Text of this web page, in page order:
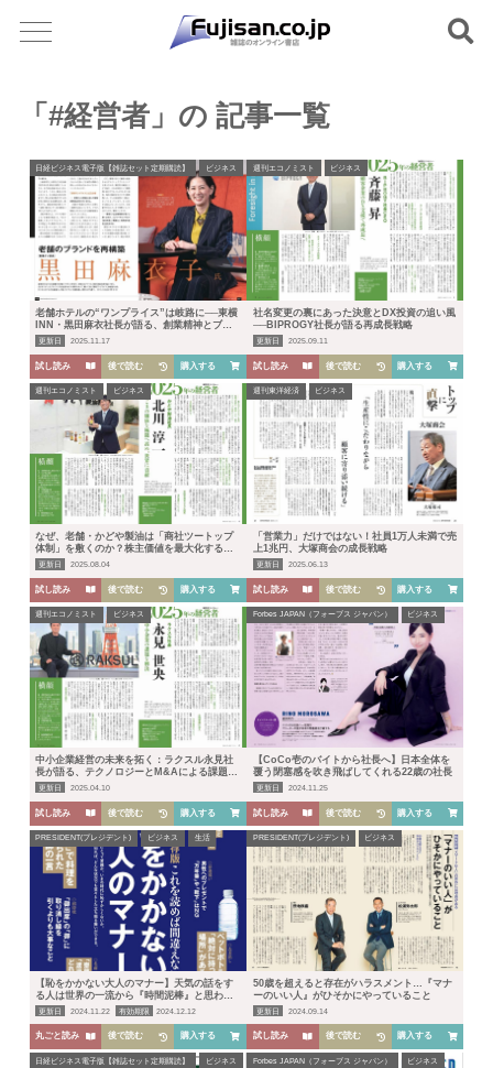
「#経営者」の 記事一覧
日経ビジネス電子版【雑誌セット定期購読】 ビジネス
老舗ホテルの“ワンプライス”は岐路に──東横
INN・黒田麻衣社長が語る、創業精神とブラ
ンド再構築の行方
更新日 2025.11.17
試し読み 後で読む 購入する
週刊エコノミスト ビジネス
社名変更の裏にあった決意とDX投資の追い風
──BIPROGY社長が語る再成長戦略
更新日 2025.09.11
試し読み 後で読む 購入する
週刊エコノミスト ビジネス
なぜ、老舗・かどや製油は「商社ツートップ
体制」を敷くのか？株主価値を最大化する新
アライアンス戦略
更新日 2025.08.04
試し読み 後で読む 購入する
週刊東洋経済 ビジネス
「営業力」だけではない！社員1万人未満で売
上1兆円、大塚商会の成長戦略
更新日 2025.06.13
試し読み 後で読む 購入する
週刊エコノミスト ビジネス
中小企業経営の未来を拓く：ラクスル永見社
長が語る、テクノロジーとM&Aによる課題解
決更新日 2025.04.10
試し読み 後で読む 購入する
Forbes JAPAN（フォーブス ジャパン） ビジネス
【CoCo壱のバイトから社長へ】日本全体を
覆う閉塞感を吹き飛ばしてくれる22歳の社長
更新日 2024.11.25
試し読み 後で読む 購入する
PRESIDENT(プレジデント) ビジネス 生活
【恥をかかない大人のマナー】天気の話をす
る人は世界の一流から『時間泥棒』と思われ
ている
更新日 2024.11.22 有効期限 2024.12.12
丸ごと読み 後で読む 購入する
PRESIDENT(プレジデント) ビジネス
50歳を超えると存在がハラスメント…『マナ
ーのいい人』がひそかにやっていること
更新日 2024.09.14
試し読み 後で読む 購入する
日経ビジネス電子版【雑誌セット定期購読】 ビジネス Forbes JAPAN（フォーブス ジャパン） ビジネス